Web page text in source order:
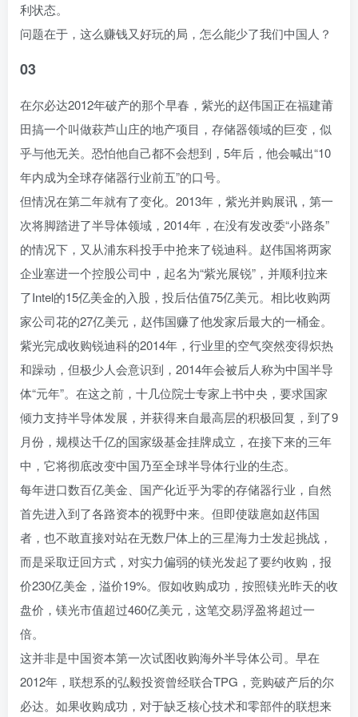
利状态。
问题在于，这么赚钱又好玩的局，怎么能少了我们中国人？
03
在尔必达2012年破产的那个早春，紫光的赵伟国正在福建莆
田搞一个叫做萩芦山庄的地产项目，存储器领域的巨变，似
乎与他无关。恐怕他自己都不会想到，5年后，他会喊出“10
年内成为全球存储器行业前五”的口号。
但情况在第二年就有了变化。2013年，紫光并购展讯，第一
次将脚踏进了半导体领域，2014年，在没有发改委“小路条”
的情况下，又从浦东科投手中抢来了锐迪科。赵伟国将两家
企业塞进一个控股公司中，起名为“紫光展锐”，并顺利拉来
了Intel的15亿美金的入股，投后估值75亿美元。相比收购两
家公司花的27亿美元，赵伟国赚了他发家后最大的一桶金。
紫光完成收购锐迪科的2014年，行业里的空气突然变得炽热
和躁动，但极少人会意识到，2014年会被后人称为中国半导
体“元年”。在这之前，十几位院士专家上书中央，要求国家
倾力支持半导体发展，并获得来自最高层的积极回复，到了9
月份，规模达千亿的国家级基金挂牌成立，在接下来的三年
中，它将彻底改变中国乃至全球半导体行业的生态。
每年进口数百亿美金、国产化近乎为零的存储器行业，自然
首先进入到了各路资本的视野中来。但即使跋扈如赵伟国
者，也不敢直接对站在无数尸体上的三星海力士发起挑战，
而是采取迂回方式，对实力偏弱的镁光发起了要约收购，报
价230亿美金，溢价19%。假如收购成功，按照镁光昨天的收
盘价，镁光市值超过460亿美元，这笔交易浮盈将超过一
倍。
这并非是中国资本第一次试图收购海外半导体公司。早在
2012年，联想系的弘毅投资曾经联合TPG，竞购破产后的尔
必达。如果收购成功，对于缺乏核心技术和零部件的联想来